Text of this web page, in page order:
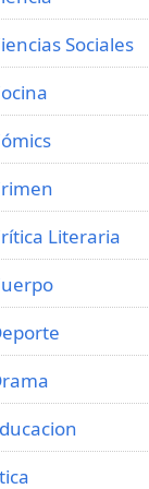
Sociales
Literaria